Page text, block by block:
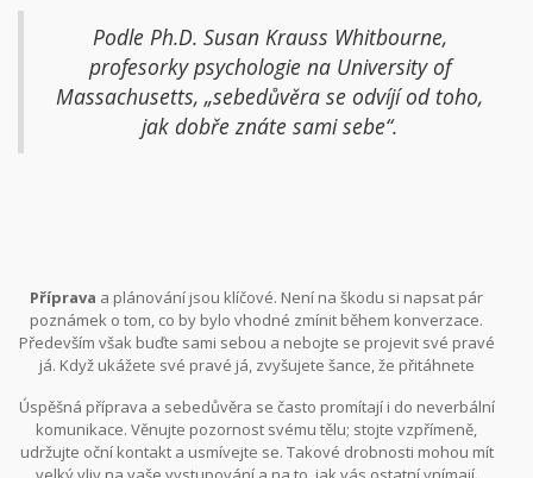
Podle Ph.D. Susan Krauss Whitbourne,
profesorky psychologie na University of
Massachusetts, „sebedůvěra se odvíjí od toho,
jak dobře znáte sami sebe“.
Příprava a plánování jsou klíčové. Není na škodu si napsat pár
poznámek o tom, co by bylo vhodné zmínit během konverzace.
Především však buďte sami sebou a nebojte se projevit své pravé
já. Když ukážete své pravé já, zvyšujete šance, že přitáhnete
Úspěšná příprava a sebedůvěra se často promítají i do neverbální
komunikace. Věnujte pozornost svému tělu; stojte vzpřímeně,
udržujte oční kontakt a usmívejte se. Takové drobnosti mohou mít